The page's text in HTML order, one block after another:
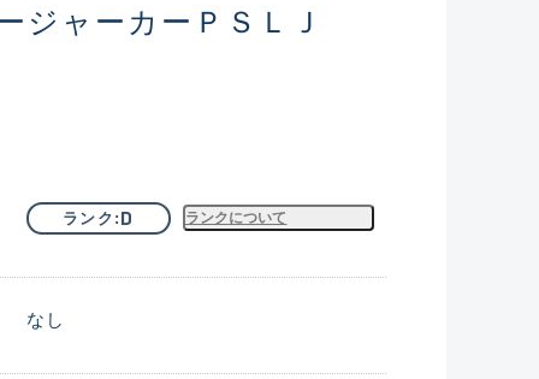
ジャーカーＰＳＬＪ
ランク D ランクについて
なし